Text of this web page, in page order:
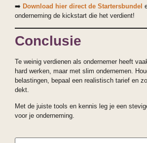
➡️ Download hier direct de Startersbundel
onderneming de kickstart die het verdient!
Conclusie
Te weinig verdienen als ondernemer heeft
hard werken, maar met slim ondernemen.
belastingen, bepaal een realistisch tarief en
dekt.
Met de juiste tools en kennis leg je een
voor je onderneming.